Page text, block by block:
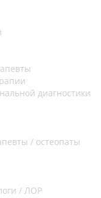
диагностики
/ остеопаты
/ ЛОР